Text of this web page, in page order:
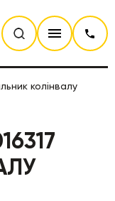
колінвалу